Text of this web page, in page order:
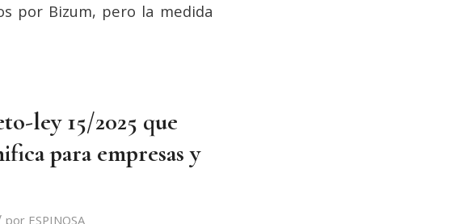
por Bizum, pero la medida
ley 15/2025 que
para empresas y
por ESPINOSA